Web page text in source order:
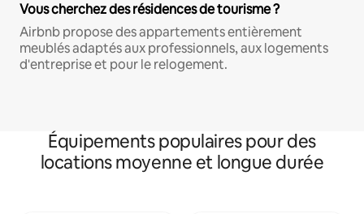
Vous cherchez des résidences de tourisme ?
Airbnb propose des appartements entièrement
meublés adaptés aux professionnels, aux logements
d'entreprise et pour le relogement.
Équipements populaires pour des
locations moyenne et longue durée